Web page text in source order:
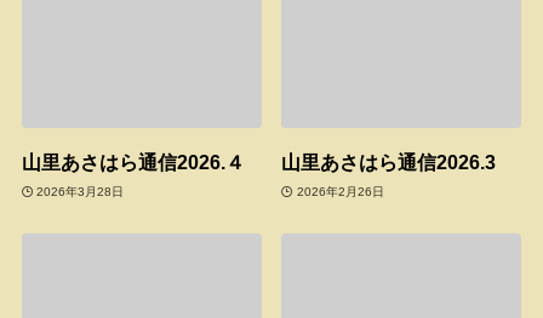
山里あさはら通信2026.４
2026年3月28日
山里あさはら通信2026.3
2026年2月26日